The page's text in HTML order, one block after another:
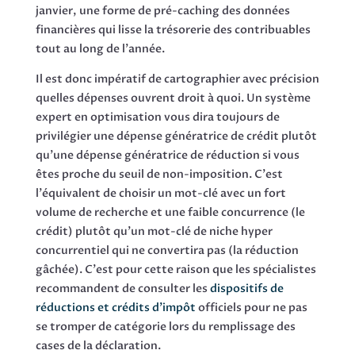
janvier, une forme de pré-caching des données
financières qui lisse la trésorerie des contribuables
tout au long de l'année.
Il est donc impératif de cartographier avec précision
quelles dépenses ouvrent droit à quoi. Un système
expert en optimisation vous dira toujours de
privilégier une dépense génératrice de crédit plutôt
qu'une dépense génératrice de réduction si vous
êtes proche du seuil de non-imposition. C'est
l'équivalent de choisir un mot-clé avec un fort
volume de recherche et une faible concurrence (le
crédit) plutôt qu'un mot-clé de niche hyper
concurrentiel qui ne convertira pas (la réduction
gâchée). C'est pour cette raison que les spécialistes
recommandent de consulter les dispositifs de
réductions et crédits d'impôt officiels pour ne pas
se tromper de catégorie lors du remplissage des
cases de la déclaration.